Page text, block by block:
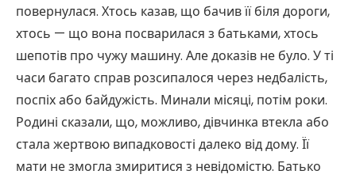
повернулася. Хтось казав, що бачив її біля дороги,
хтось — що вона посварилася з батьками, хтось
шепотів про чужу машину. Але доказів не було. У ті
часи багато справ розсипалося через недбалість,
поспіх або байдужість. Минали місяці, потім роки.
Родині сказали, що, можливо, дівчинка втекла або
стала жертвою випадковості далеко від дому. Її
мати не змогла змиритися з невідомістю. Батько